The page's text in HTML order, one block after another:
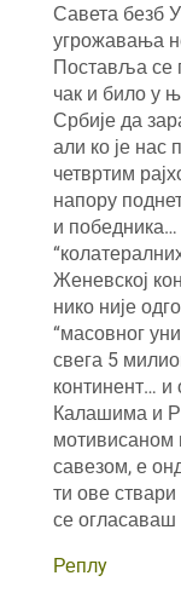
Савета безб
угрожавања
Поставља се
чак и било у
Србије да
али ко је нас
четвртим
напору
и
Женевској
нико није
“масовног
свега 5
континент…
Калашима и
мотивисаном
савезом, е
ти ове
се огласаваш
Реплy